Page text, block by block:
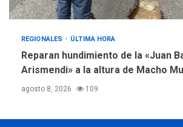
REGIONALES ÚLTIMA HORA
Reparan hundimiento de la «Juan
Arismendi» a la altura de Macho
agosto 8, 2026 109